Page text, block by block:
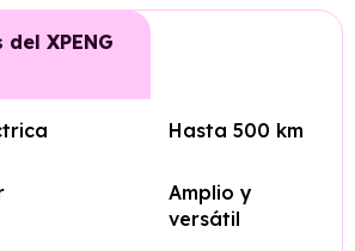
XPENG
Hasta 500 km
Amplio y
versátil